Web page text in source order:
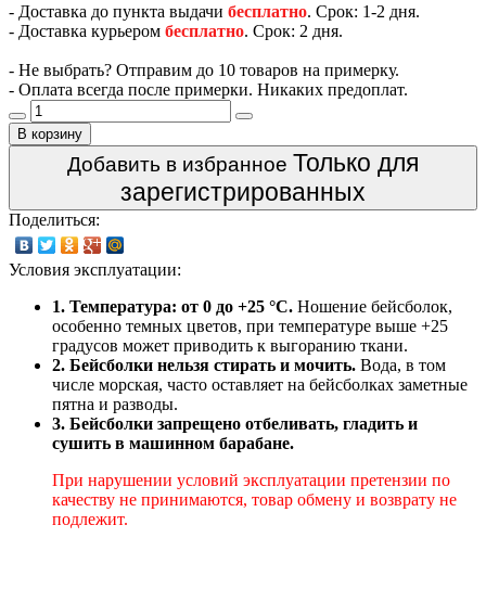
- Доставка до пункта выдачи бесплатно. Срок: 1-2 дня.
- Доставка курьером бесплатно. Срок: 2 дня.
- Не выбрать? Отправим до 10 товаров на примерку.
- Оплата всегда после примерки. Никаких предоплат.
В корзину
Добавить в избранное Только для
зарегистрированных
Поделиться:
Условия эксплуатации:
1. Температура: от 0 до +25 °C. Ношение бейсболок,
особенно темных цветов, при температуре выше +25
градусов может приводить к выгоранию ткани.
2. Бейсболки нельзя стирать и мочить. Вода, в том
числе морская, часто оставляет на бейсболках заметные
пятна и разводы.
3. Бейсболки запрещено отбеливать, гладить и
сушить в машинном барабане.
При нарушении условий эксплуатации претензии по
качеству не принимаются, товар обмену и возврату не
подлежит.